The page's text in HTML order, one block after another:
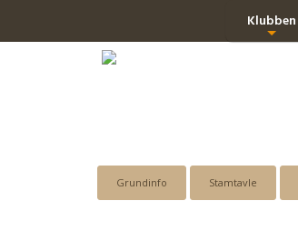
Klubben
Grundinfo Stamtavle